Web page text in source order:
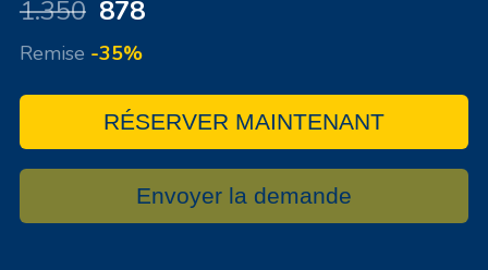
1.350 878
Remise -35%
RÉSERVER MAINTENANT
Envoyer la demande